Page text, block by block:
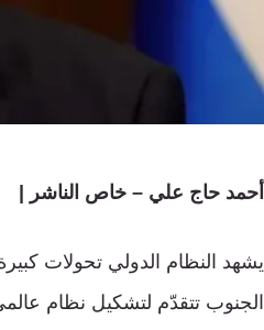
أحمد حاج علي – خاص الناشر |
يشهد النظام الدولي تحولات
الجنوب تتقدّم لتشكيل نظام